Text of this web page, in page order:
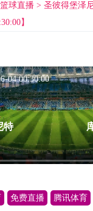
篮球直播 > 圣彼得堡泽
】
04 00:30:00
特
免费直播 腾讯体育